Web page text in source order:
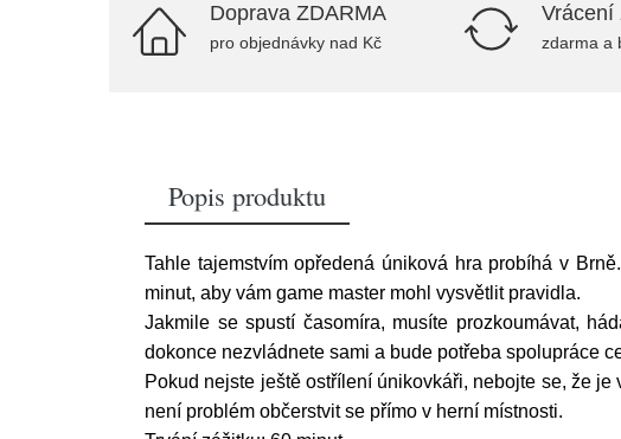
Doprava ZDARMA
pro objednávky nad Kč
Vrácení
zdarma a
Popis produktu
Tahle tajemstvím opředená úniková hra probíhá v
minut, aby vám game master mohl vysvětlit pravidla.
Jakmile se spustí časomíra, musíte prozkoumávat,
dokonce nezvládnete sami a bude potřeba spolupráce
Pokud nejste ještě ostřílení únikovkáři, nebojte se, že
není problém občerstvit se přímo v herní místnosti.